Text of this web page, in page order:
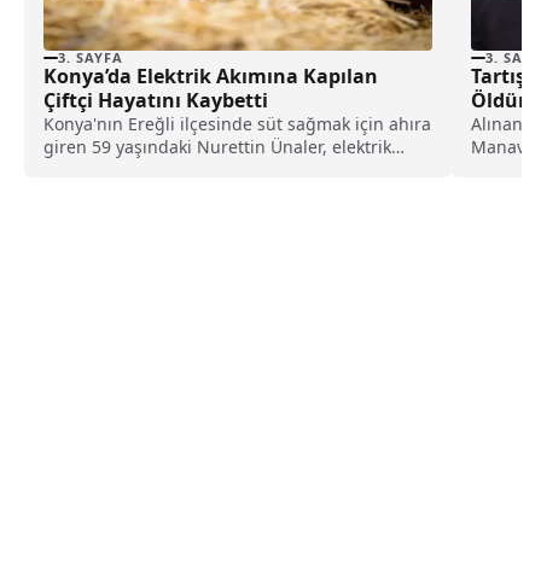
3. SAYFA
Konya’da Elektrik Akımına Kapılan
Çiftçi Hayatını Kaybetti
Konya'nın Ereğli ilçesinde süt sağmak için ahıra
giren 59 yaşındaki Nurettin Ünaler, elektrik
3.
Alınan
Manav